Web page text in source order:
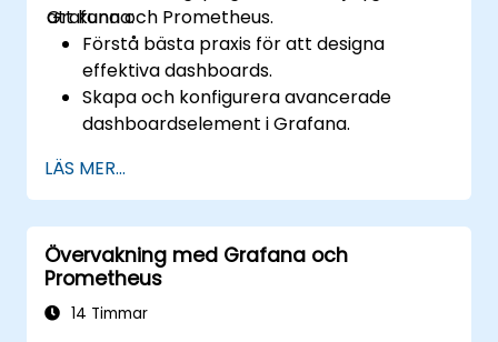
Grafana och Prometheus.
att kunna:
Förstå bästa praxis för att designa
effektiva dashboards.
Skapa och konfigurera avancerade
dashboardselement i Grafana.
och återanvändbara dashboards.
Implementera aviseringssmekanismer för
att öka operationell uppmärksamhet.
LÄS MER...
Övervakning med Grafana och
Prometheus
14 Timmar